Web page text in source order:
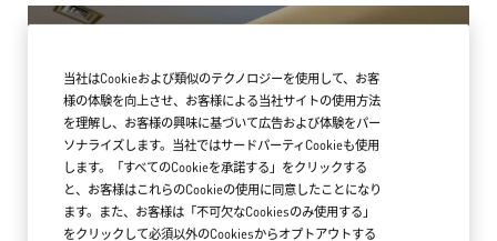
当社はCookieおよび類似のテクノロジーを使用して、お客
様の体験を向上させ、お客様による当社サイトの使用方法
を理解し、お客様の興味に基づいて広告および体験をパー
ソナライズします。当社ではサードパーティCookieも使用
します。「すべてのCookieを承諾する」をクリックする
と、お客様はこれらのCookieの使用に同意したことになり
ます。また、お客様は「不可欠なCookiesのみ使用する」
をクリックして必須以外のCookiesからオプトアウトする